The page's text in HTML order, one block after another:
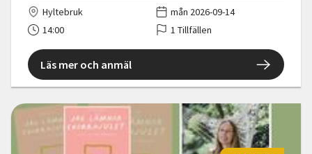
Hyltebruk
mån 2026-09-14
14:00
1 Tillfällen
Läs mer och anmäl